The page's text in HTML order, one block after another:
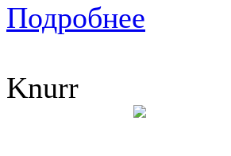
Подробнее
Knurr